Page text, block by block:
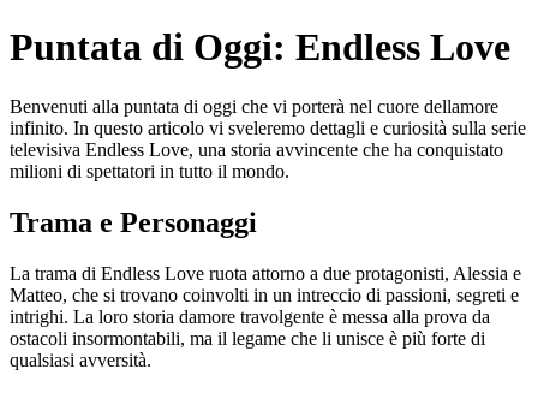
Puntata di Oggi: Endless Love
Benvenuti alla puntata di oggi che vi porterà nel cuore dellamore
infinito. In questo articolo vi sveleremo dettagli e curiosità sulla serie
televisiva Endless Love, una storia avvincente che ha conquistato
milioni di spettatori in tutto il mondo.
Trama e Personaggi
La trama di Endless Love ruota attorno a due protagonisti, Alessia e
Matteo, che si trovano coinvolti in un intreccio di passioni, segreti e
intrighi. La loro storia damore travolgente è messa alla prova da
ostacoli insormontabili, ma il legame che li unisce è più forte di
qualsiasi avversità.